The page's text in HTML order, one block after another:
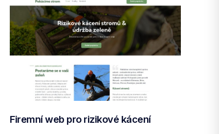
Firemní web pro rizikové kácení